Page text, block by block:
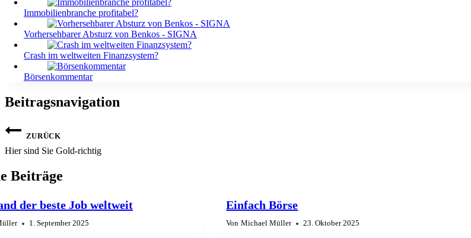
Immobilienbranche profitabel?
Vorhersehbarer Absturz von Benkos - SIGNA
Crash im weltweiten Finanzsystem?
Börsenkommentar
Beitragsnavigation
ZURÜCK
Hier sind Sie Gold-richtig
Beiträge
der beste Job weltweit
1. September 2025
Einfach Börse
Von Michael Müller 23. Oktober 2025